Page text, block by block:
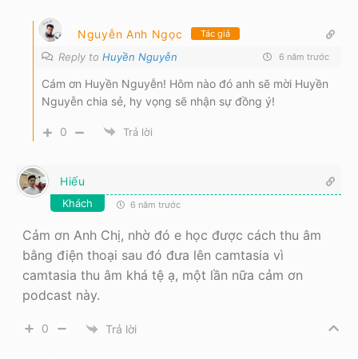
Nguyễn Anh Ngọc Tác giả
Reply to Huyền Nguyễn 6 năm trước
Cám ơn Huyền Nguyễn! Hôm nào đó anh sẽ mời Huyền
Nguyễn chia sẻ, hy vọng sẽ nhận sự đồng ý!
0 Trả lời
Hiếu
Khách 6 năm trước
Cảm ơn Anh Chị, nhờ đó e học được cách thu âm
bằng điện thoại sau đó đưa lên camtasia vì
camtasia thu âm khá tệ ạ, một lần nữa cảm ơn
podcast này.
0 Trả lời